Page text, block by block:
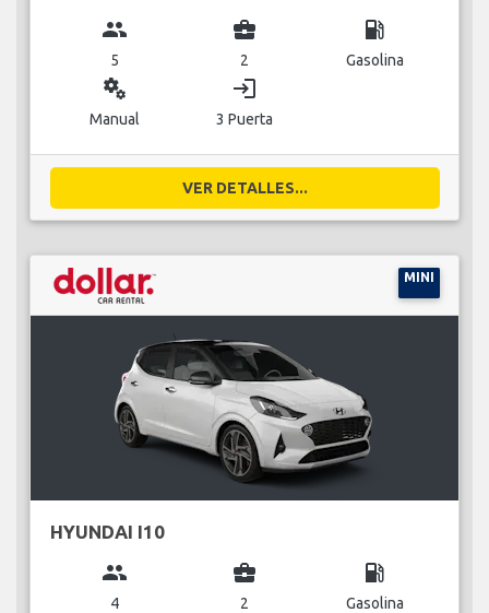
group
5
business_center
2
local_gas_station
Gasolina
miscellaneous_services
Manual
login
3 Puerta
VER DETALLES...
MINI
HYUNDAI I10
group
4
business_center
2
local_gas_station
Gasolina